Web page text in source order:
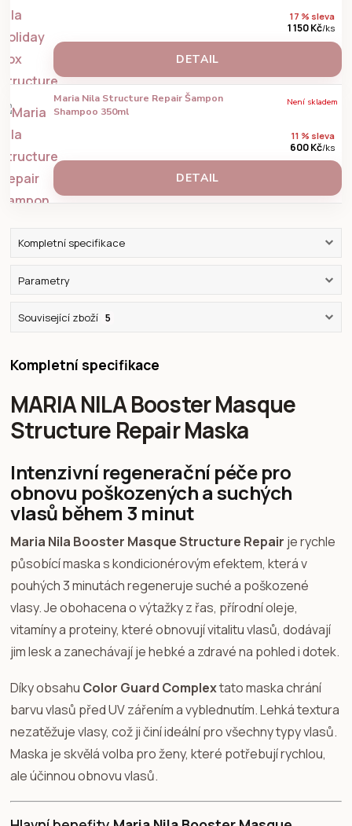
17 % sleva
1 150 Kč/ks
DETAIL
Maria Nila Structure Repair Šampon
Shampoo 350ml
11 % sleva
600 Kč/ks
Není skladem
DETAIL
Kompletní specifikace
Parametry
Související zboží 5
Kompletní specifikace
MARIA NILA Booster Masque
Structure Repair Maska
Intenzivní regenerační péče pro
obnovu poškozených a suchých
vlasů během 3 minut
Maria Nila Booster Masque Structure Repair je rychle
působící maska s kondicionérovým efektem, která v
pouhých 3 minutách regeneruje suché a poškozené
vlasy. Je obohacena o výtažky z řas, přírodní oleje,
vitamíny a proteiny, které obnovují vitalitu vlasů, dodávají
jim lesk a zanechávají je hebké a zdravé na pohled i dotek.
Díky obsahu Color Guard Complextato maska chrání
barvu vlasů před UV zářením a vyblednutím. Lehká textura
nezatěžuje vlasy, což ji činí ideální pro všechny typy vlasů.
Maska je skvělá volba pro ženy, které potřebují rychlou,
ale účinnou obnovu vlasů.